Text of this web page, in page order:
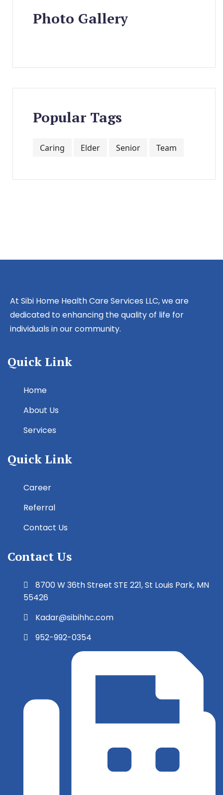
Photo Gallery
Popular Tags
Caring Elder Senior Team
At Sibi Home Health Care Services LLC, we are
dedicated to enhancing the quality of life for
individuals in our community.
Quick Link
Home
About Us
Services
Quick Link
Career
Referral
Contact Us
Contact Us
8700 W 36th Street STE 221, St Louis Park, MN
55426
Kadar@sibihhc.com
952-992-0354